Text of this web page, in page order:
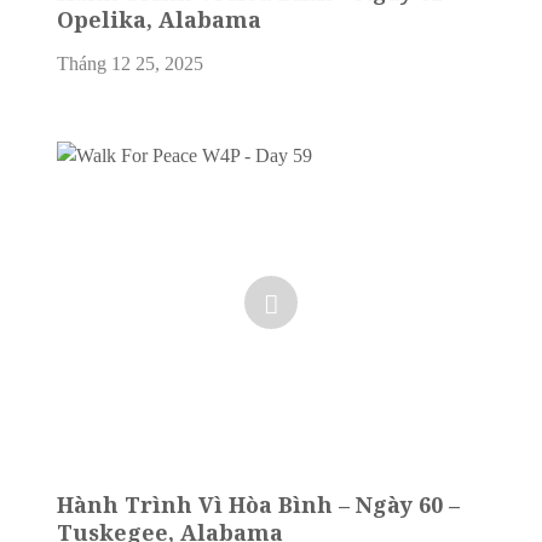
Opelika, Alabama
Tháng 12 25, 2025
Hành Trình Vì Hòa Bình – Ngày 60 –
Tuskegee, Alabama